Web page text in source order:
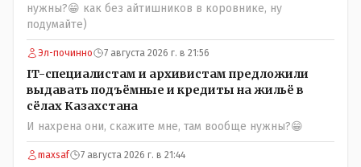
нужны?😁 как без айтишников в коровнике, ну
подумайте)
Эл-починно 7 августа 2026 г. в 21:56
IT-специалистам и архивистам предложили
выдавать подъёмные и кредиты на жильё в
сёлах Казахстана
И нахрена они, скажите мне, там вообще нужны?😁
maxsaf 7 августа 2026 г. в 21:44